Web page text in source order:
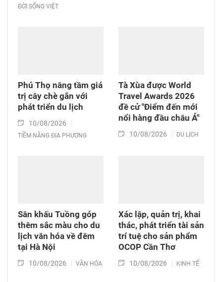
ĐỜI SỐNG VIỆT
Phú Thọ nâng tầm giá
trị cây chè gắn với
phát triển du lịch
10/08/2026
TIỀM NĂNG ĐỊA PHƯƠNG
Tà Xùa được World
Travel Awards 2026
đề cử "Điểm đến mới
nổi hàng đầu châu Á"
10/08/2026 DU LỊCH
Sân khấu Tuồng góp
thêm sắc màu cho du
lịch văn hóa về đêm
tại Hà Nội
10/08/2026 VĂN HÓA
Xác lập, quản trị, khai
thác, phát triển tài sản
trí tuệ cho sản phẩm
OCOP Cần Thơ
10/08/2026 KINH TẾ